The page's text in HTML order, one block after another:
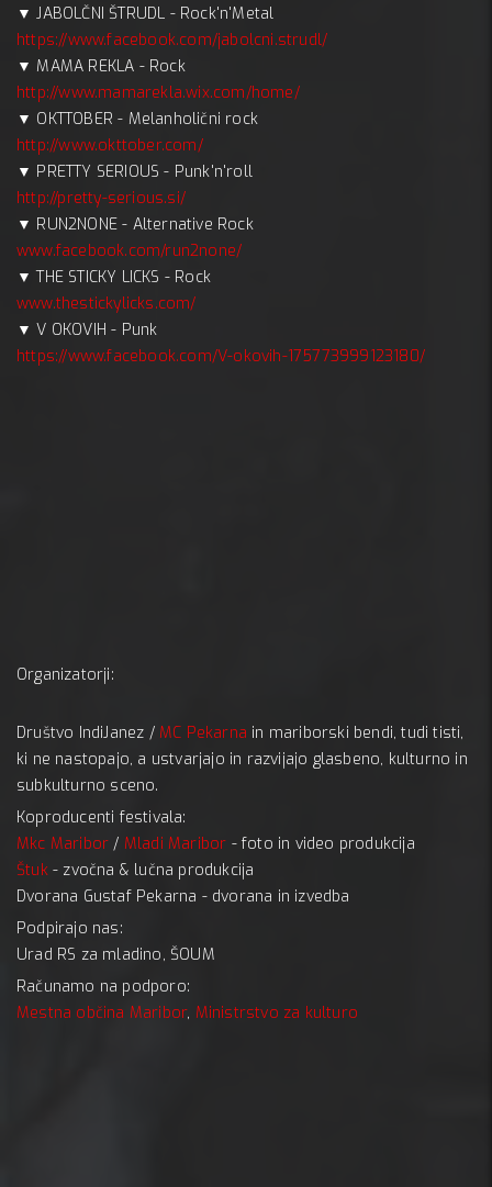
▼ JABOLČNI ŠTRUDL - Rock'n'Metal
https://www.facebook.com/jabolcni.strudl/
▼ MAMA REKLA - Rock
http://www.mamarekla.wix.com/home/
▼ OKTTOBER - Melanholični rock
http://www.okttober.com/
▼ PRETTY SERIOUS - Punk'n'roll
http://pretty-serious.si/
▼ RUN2NONE - Alternative Rock
www.facebook.com/run2none/
▼ THE STICKY LICKS - Rock
www.thestickylicks.com/
▼ V OKOVIH - Punk
https://www.facebook.com/V-okovih-175773999123180/
Organizatorji:
Društvo IndiJanez / MC Pekarna in mariborski bendi, tudi tisti,
ki ne nastopajo, a ustvarjajo in razvijajo glasbeno, kulturno in
subkulturno sceno.
Koproducenti festivala:
Mkc Maribor / Mladi Maribor - foto in video produkcija
Štuk- zvočna & lučna produkcija
Dvorana Gustaf Pekarna - dvorana in izvedba
Podpirajo nas:
Urad RS za mladino, ŠOUM
Računamo na podporo:
Mestna občina Maribor, Ministrstvo za kulturo